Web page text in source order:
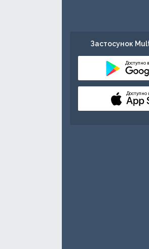
Застосунок
Доступно в
Доступно